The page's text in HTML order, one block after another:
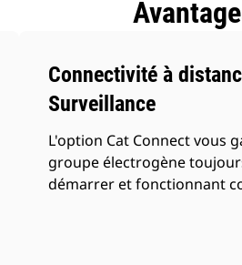
Connectivité à
Surveillance
L'option Cat Connect vous
groupe électrogène
démarrer et fonctionnant